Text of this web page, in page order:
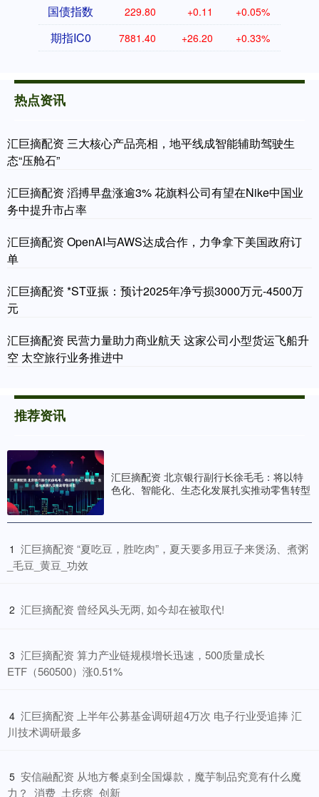
国债指数 229.80 +0.11 +0.05%
期指IC0 7881.40 +26.20 +0.33%
热点资讯
汇巨摘配资 三大核心产品亮相，地平线成智能辅助驾驶生
态“压舱石”
汇巨摘配资 滔搏早盘涨逾3% 花旗料公司有望在Nike中国业
务中提升市占率
汇巨摘配资 OpenAI与AWS达成合作，力争拿下美国政府订
单
汇巨摘配资 *ST亚振：预计2025年净亏损3000万元-4500万
元
汇巨摘配资 民营力量助力商业航天 这家公司小型货运飞船升
空 太空旅行业务推进中
推荐资讯
汇巨摘配资 北京银行副行长徐毛毛：将以特
色化、智能化、生态化发展扎实推动零售转型
1 ​汇巨摘配资 “夏吃豆，胜吃肉”，夏天要多用豆子来煲汤、煮粥
_毛豆_黄豆_功效
2 ​汇巨摘配资 曾经风头无两, 如今却在被取代!
3 ​汇巨摘配资 算力产业链规模增长迅速，500质量成长
ETF（560500）涨0.51%
4 ​汇巨摘配资 上半年公募基金调研超4万次 电子行业受追捧 汇
川技术调研最多
5 ​安信融配资 从地方餐桌到全国爆款，魔芋制品究竟有什么魔
力？_消费_土疙瘩_创新